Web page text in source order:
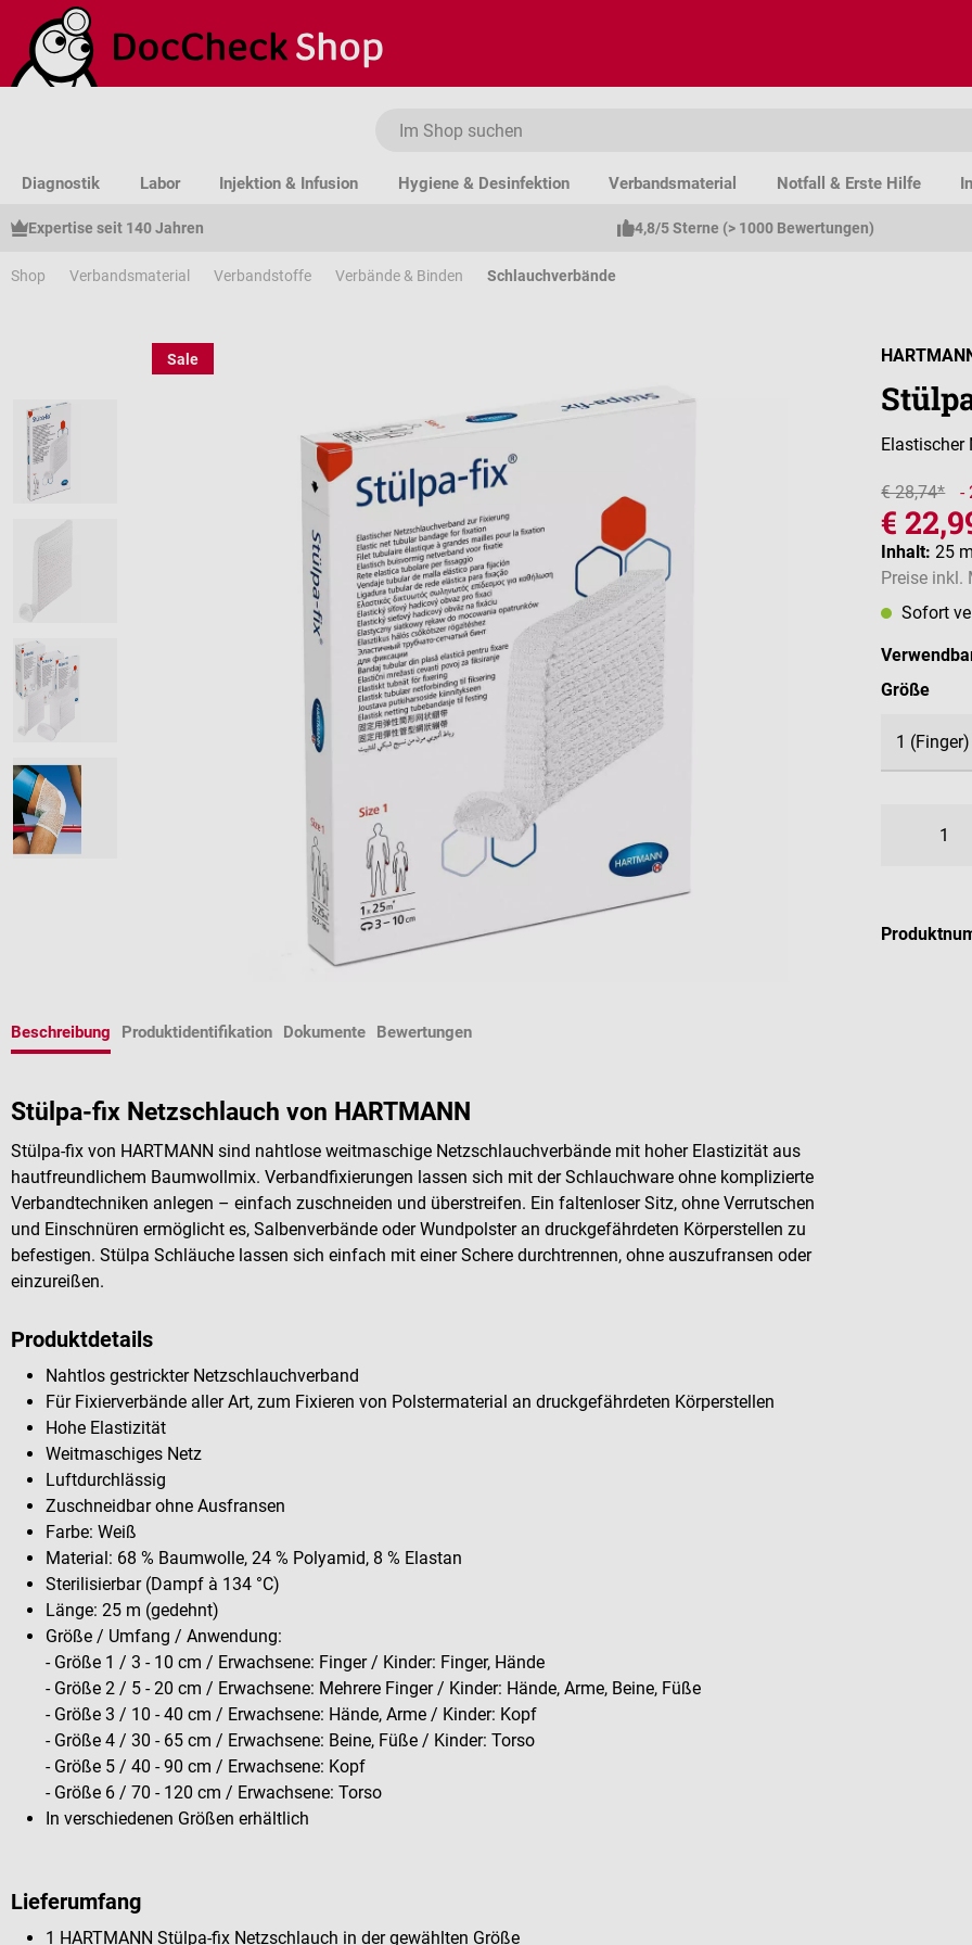
Hauptinhalt springen
Zur Suche springen
Zur Hauptnavigation springen
Diagnostik Labor Injektion & Infusion Hygiene & Desinfektion Verbandsmaterial Notfall & Erste Hilfe
Expertise seit 140 Jahren 4,8/5 Sterne (> 1000 Bewertungen)
Shop Verbandsmaterial Verbandstoffe Verbände & Binden Schlauchverbände
Sale
Elastischer
€ 28,74* -
€
Inhalt:25
Preise inkl.
Sofort
Größe
Beschreibung Produktidentifikation Dokumente Bewertungen
Stülpa-fix Netzschlauch von HARTMANN
Stülpa-fix von HARTMANN sind nahtlose weitmaschige Netzschlauchverbände mit hoher Elastizität aus
hautfreundlichem Baumwollmix. Verbandfixierungen lassen sich mit der Schlauchware ohne komplizierte
Verbandtechniken anlegen – einfach zuschneiden und überstreifen. Ein faltenloser Sitz, ohne Verrutschen
und Einschnüren ermöglicht es, Salbenverbände oder Wundpolster an druckgefährdeten Körperstellen zu
befestigen. Stülpa Schläuche lassen sich einfach mit einer Schere durchtrennen, ohne auszufransen oder
einzureißen.
Produktdetails
Nahtlos gestrickter Netzschlauchverband
Für Fixierverbände aller Art, zum Fixieren von Polstermaterial an druckgefährdeten Körperstellen
Hohe Elastizität
Weitmaschiges Netz
Luftdurchlässig
Zuschneidbar ohne Ausfransen
Farbe: Weiß
Material: 68 % Baumwolle, 24 % Polyamid, 8 % Elastan
Sterilisierbar (Dampf à 134 °C)
Länge: 25 m (gedehnt)
Größe / Umfang / Anwendung:
- Größe 1 / 3 - 10 cm / Erwachsene: Finger / Kinder: Finger, Hände
- Größe 2 / 5 - 20 cm / Erwachsene: Mehrere Finger / Kinder: Hände, Arme, Beine, Füße
- Größe 3 / 10 - 40 cm / Erwachsene: Hände, Arme / Kinder: Kopf
- Größe 4 / 30 - 65 cm / Erwachsene: Beine, Füße / Kinder: Torso
- Größe 5 / 40 - 90 cm / Erwachsene: Kopf
- Größe 6 / 70 - 120 cm / Erwachsene: Torso
In verschiedenen Größen erhältlich
Lieferumfang
1 HARTMANN Stülpa-fix Netzschlauch in der gewählten Größe